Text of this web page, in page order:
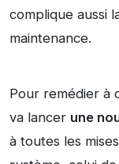
complique aussi
maintenance.
Pour remédier à
va lancer une
à toutes les